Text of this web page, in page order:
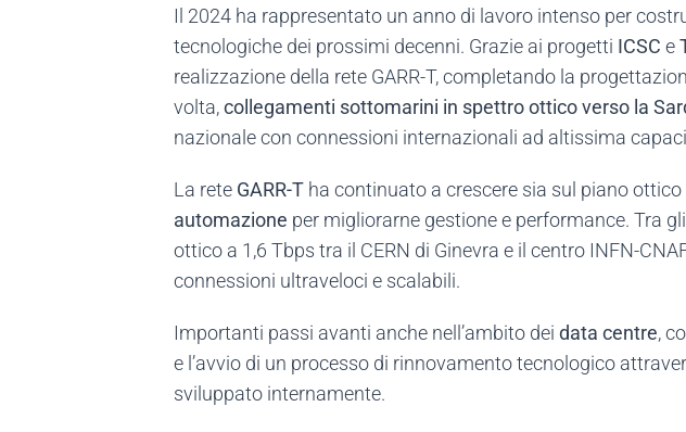
Il 2024 ha rappresentato un anno di lavoro intenso per
tecnologiche dei prossimi decenni. Grazie ai progetti ICSC e
realizzazione della rete GARR-T, completando la
volta,collegamenti sottomarini in spettro ottico verso la
nazionale con connessioni internazionali ad altissima
La rete GARR-T ha continuato a crescere sia sul piano
automazione per migliorarne gestione e performance. Tra
ottico a 1,6 Tbps tra il CERN di Ginevra e il centro INFN-
connessioni ultraveloci e scalabili.
Importanti passi avanti anche nell’ambito dei data centre,
e l’avvio di un processo di rinnovamento tecnologico
sviluppato internamente.